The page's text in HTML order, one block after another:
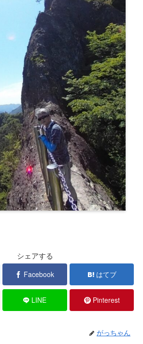
シェアする
Facebook はてブ
LINE Pinterest
がっちゃん